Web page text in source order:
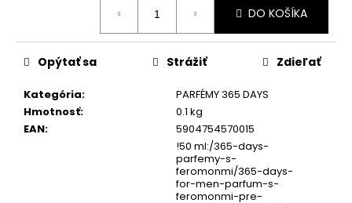
DO KOŠÍKA
Kategória:
PARFÉMY 365 DAYS
Hmotnosť:
0.1 kg
EAN: 5904754570015
!50 ml:/365-days-
parfemy-s-
feromonmi/365-days-
for-men-parfum-s-
feromonmi-pre-
Opýtať sa Strážiť Zdieľať